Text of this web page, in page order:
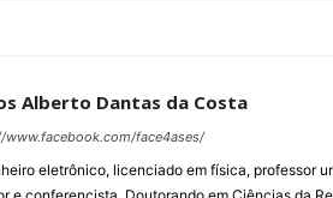
Alberto Dantas da Costa
face4ases/
eletrônico, licenciado em física, professor